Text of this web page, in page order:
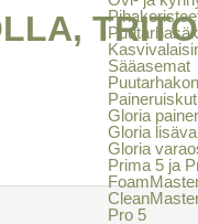
Sääasemat
Gloria
Gloria
Gloria
Prima 5 ja
Pro 5